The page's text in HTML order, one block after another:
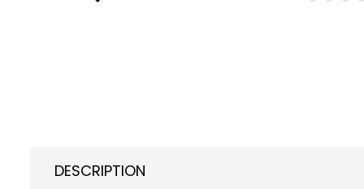
DESCRIPTION